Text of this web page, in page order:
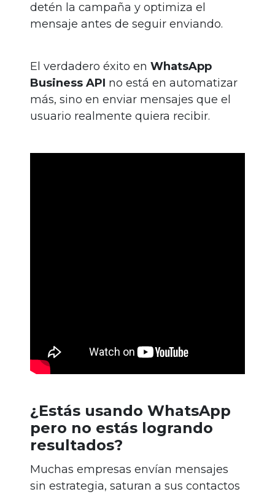
detén la campaña y optimiza el
mensaje antes de seguir enviando.
El verdadero éxito en WhatsApp
Business API no está en automatizar
más, sino en enviar mensajes que el
usuario realmente quiera recibir.
¿Estás usando WhatsApp
pero no estás logrando
resultados?
Muchas empresas envían mensajes
sin estrategia, saturan a sus contactos